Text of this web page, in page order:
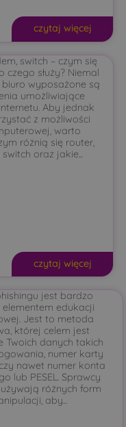
czytaj więcej
switch – czym się
czego służy? Niemal
wyposażone są
umożliwiające
Aby jednak
z możliwości
warto
różnią się router,
oraz jakie...
czytaj więcej
jest bardzo
edukacji
Jest to metoda
której celem jest
Twoich danych takich
numer karty
nawet numer konta
lub PESEL. Sprawcy
różnych form
aby...